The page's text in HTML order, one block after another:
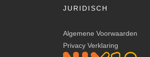
JURIDISCH
Algemene Voorwaarden
Privacy Verklaring